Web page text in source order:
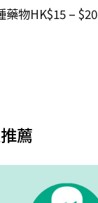
物HK$15 – $20
薦